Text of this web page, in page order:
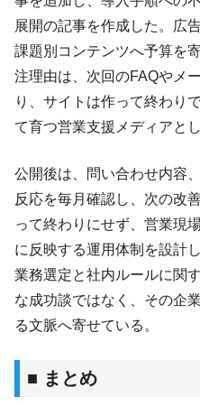
展開の記事を作成した。広
課題別コンテンツへ予算を
注理由は、次回のFAQやメ
り、サイトは作って終わり
て育つ営業支援メディアと
公開後は、問い合わせ内容
反応を毎月確認し、次の改
って終わりにせず、営業現
に反映する運用体制を設計
業務選定と社内ルールに関
な成功談ではなく、その企
る文脈へ寄せている。
■ まとめ